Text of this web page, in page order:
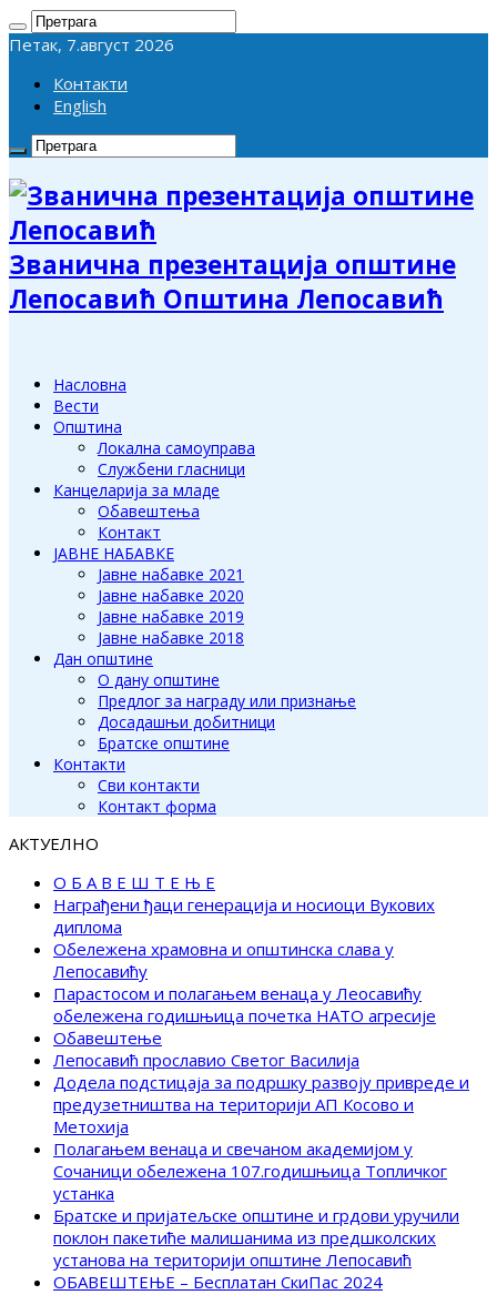
Петак, 7.август 2026
Контакти
English
Званична презентација општине
Лепосавић Општина Лепосавић
Насловна
Вести
Општина
Локална самоуправа
Службени гласници
Канцеларија за младе
Обавештења
Контакт
ЈАВНЕ НАБАВКЕ
Јавне набавке 2021
Јавне набавке 2020
Јавне набавке 2019
Јавне набавке 2018
Дан општине
О дану општине
Предлог за награду или признање
Досадашњи добитници
Братске општине
Контакти
Сви контакти
Контакт форма
АКТУЕЛНО
О Б А В Е Ш Т Е Њ Е
Награђени ђаци генерација и носиоци Вукових
диплома
Обележена храмовна и општинска слава у
Лепосавићу
Парастосом и полагањем венаца у Леосавићу
обележена годишњица почетка НАТО агресије
Обавештење
Лепосавић прославио Светог Василија
Додела подстицаја за подршку развоју привреде и
предузетништва на територији АП Косово и
Метохија
Полагањем венаца и свечаном академијом у
Сочаници обележена 107.годишњица Топличког
устанка
Братске и пријатељске општине и грдови уручили
поклон пакетиће малишанима из предшколских
установа на територији општине Лепосавић
ОБАВЕШТЕЊЕ – Бесплатан СкиПас 2024